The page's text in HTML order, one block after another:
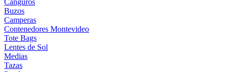
Canguros
Buzos
Camperas
Contenedores Montevideo
Tote Bags
Lentes de Sol
Medias
Tazas